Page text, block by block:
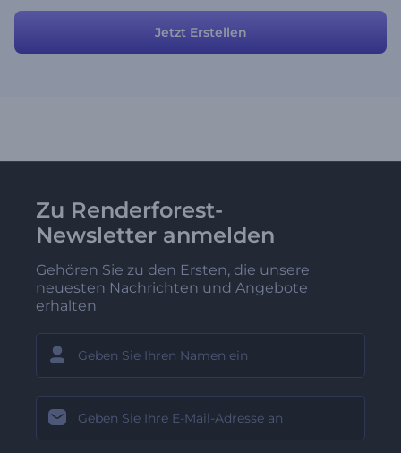
Sie für die Erstellung Ihres Werbevideos brauchen könnten. Die
Szenen sind anpassbar und Sie können Sie gerne verändern, um Ihr
gewünschtes Ergebnis zu erreichen.
Jetzt Erstellen
Zu Renderforest-
Newsletter anmelden
Gehören Sie zu den Ersten, die unsere
neuesten Nachrichten und Angebote
erhalten